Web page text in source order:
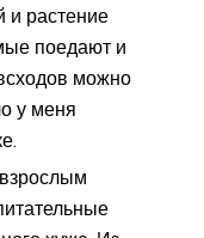
и растение
поедают и
можно
у меня